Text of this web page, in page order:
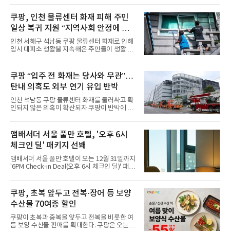
이야기를 담은 인형 극장 콘셉트의 공간 ‘앰버드
시어터(Ambird Theater)’를 새롭게 선보인
다”고 밝혔다.앰배서더 서울 풀만 호텔은 로비
한편에 마련된 앰버드 존을 통해 앰버드의 세계
관을 소개해왔다. 앰버드 존은 앰버드가 우주여
행 중 수집한 다양한 굿즈를 전시한 '앰버드 플래
닛(Ambird Planet)과 계절별 플라워 연출로 사
라 극장을 모티브로 한 데코레이션으로 구성됐
다. 무대 공간 및 티켓 박스
쿠팡, 인천 물류센터 화재 피해 주민
일상 복귀 지원 “지역사회 안정에 총
력”
인천 서해구 석남동 쿠팡 물류센터 화재로 인해
임시 대피소 생활을 지속해온 주민들이 생활 터
필먼트서비스(CFS)가 지난 28일부터 화재 피해
주민을 대상으로 전문 출장 청소서비스 지원에
나섬으로써 본격적인 지역사회 복구 작업이 시
작된 것이다.대피소 주민 중심 청소 접수, 첫날
부터 2가구 지원 완료CFS는 신현초등학교, 신
현북초등학교, 신현여자중학교 등 인천 서해구
관내 임시 대피소 3곳에서 체류해온 화재 피해
민들의 호응 속에 CFS는 즉시 행동에 나섰다. 지
난 28일 오후 전문 청소업체와
쿠팡 “입주 전 화재는 당사와 무관”…
탄내 의혹도 외부 연기 유입 반박
인천 석남동 쿠팡 물류센터 화재를 둘러싸고 확
인되지 않은 의혹이 확산되자 쿠팡이 반박에 나
에 대해서는 외부 화재 연기 유입이라고 설명했
고, 2023년 같은 물류센터에서 발생한 화재에
대해서도 쿠팡 입주 전 공사 과정에서 벌어진 일
이라며 선을 그었다.쿠팡은 21일 인천 물류센터
내부에서 불이 타는 냄새가 났다는 의혹과 관련
해 “사실무근”이라는 입장을 밝혔다.회사 측은
“인근에서 지난 15일 다른 회사에서 발생한 대
것으로 확인됐다”고 설명했다.이어 “정확한 화
재 원인은 추후 조사될
앰배서더 서울 풀만 호텔, '오후 6시
체크인 딜' 패키지 선봬
앰배서더 서울 풀만 호텔이 오는 12월 31일까지
'6PM Check-in Deal(오후 6시 체크인 딜)' 패키
으로 여유로운 저녁 시간부터 호텔 스테이를 시
작할 수 있도록 준비됐다.앰배서더 서울 풀만 호
텔 측은 “퇴근 후 또는 주말 도심 속에서 짧지만
온전한 휴식을 원하는 고객들에게 특별한 경험
을 제공한다”고 밝혔다.패키지는 디럭스와 이그
제큐티브 두 가지 타입으로 구성된다. 디럭스 패
키지는 객실 1박(룸 온리)으로 심플한 호캉스를
쿠팡, 초복 앞두고 전복·장어 등 보양
수산물 70여종 할인
쿠팡이 초복과 중복을 앞두고 전복을 비롯한 여
름 보양 수산물 판매를 확대한다. 쿠팡은 오는